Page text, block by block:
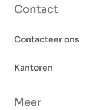
Contact
Contacteer ons
Kantoren
Meer